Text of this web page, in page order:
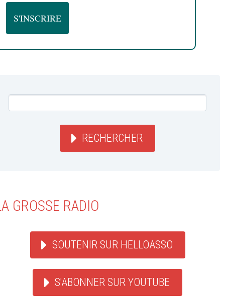
RECHERCHER
GROSSE RADIO
SOUTENIR SUR HELLOASSO
S'ABONNER SUR YOUTUBE